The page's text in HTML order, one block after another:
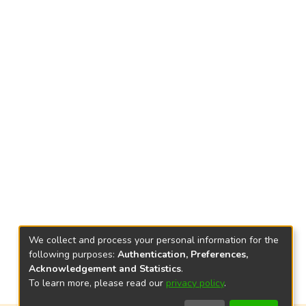
We collect and process your personal information for the
following purposes: Authentication, Preferences,
Acknowledgement and Statistics.
To learn more, please read our privacy policy.